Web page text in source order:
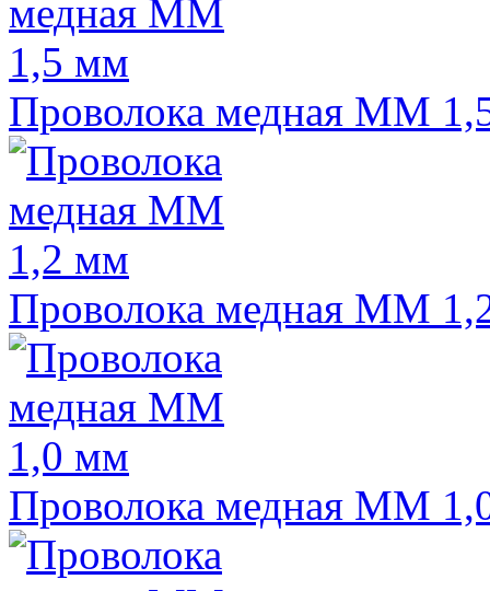
Проволока медная ММ
Проволока медная ММ
Проволока медная ММ